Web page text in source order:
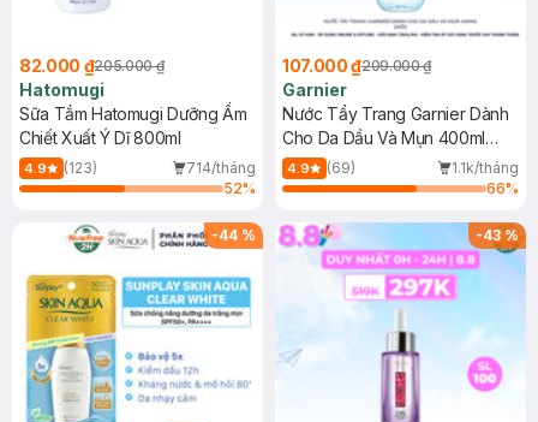
82.000 ₫205.000 ₫
Hatomugi
Sữa Tắm Hatomugi Dưỡng Ẩm
Chiết Xuất Ý Dĩ 800ml
4.9 (123)
714/tháng
52%
107.000 ₫209.000 ₫
Garnier
Nước Tẩy Trang Garnier Dành
Cho Da Dầu Và Mụn 400ml
(Mới)
4.9 (69)
1.1k/tháng
66%
-44 % -43%